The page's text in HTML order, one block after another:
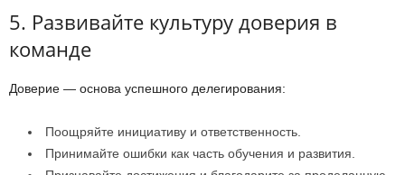
5. Развивайте культуру доверия в
команде
Доверие — основа успешного делегирования:
Поощряйте инициативу и ответственность.
Принимайте ошибки как часть обучения и развития.